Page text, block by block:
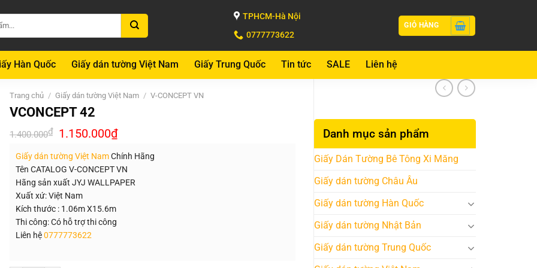
TPHCM-Hà Nội
0777773622
GIỎ HÀNG
Hàn Quốc Giấy dán tường Việt Nam Giấy Trung Quốc Tin tức SALE Liên hệ
Danh mục sản phẩm
Giấy Dán Tường Bê Tông Xi Măng
Giấy dán tường Châu Âu
Giấy dán tường Hàn Quốc
Giấy dán tường Nhật Bản
Giấy dán tường Trung Quốc
Trang chủ / Giấy dán tường Việt Nam / V-CONCEPT VN
VCONCEPT 42
1.400.000₫ Giá
gốc
1.400.000₫.
1.150.000₫Giá
hiện
là:
1.150.000₫.
Giấy dán tường Việt NamChính Hãng
Tên CATALOG V-CONCEPT VN
Hãng sản xuất JYJ WALLPAPER
Xuất xứ: Việt Nam
Kích thước : 1.06m X15.6m
Thi công: Có hỗ trợ thi công
Liên hệ0777773622